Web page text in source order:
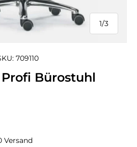
1/
von
3
709110
Profi Bürostuhl
Versand